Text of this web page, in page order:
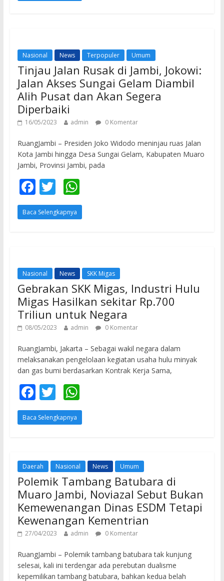
o
k
p
p
Nasional News Terpopuler Umum
Tinjau Jalan Rusak di Jambi, Jokowi:
Jalan Akses Sungai Gelam Diambil
Alih Pusat dan Akan Segera
Diperbaiki
16/05/2023 admin 0 Komentar
RuangJambi – Presiden Joko Widodo meninjau ruas Jalan
Kota Jambi hingga Desa Sungai Gelam, Kabupaten Muaro
Jambi, Provinsi Jambi, pada
F
ac
e
o
k
T
w
itt
W
h
at
p
p
Baca Selengkapnya
Nasional News SKK Migas
Gebrakan SKK Migas, Industri Hulu
Migas Hasilkan sekitar Rp.700
Triliun untuk Negara
08/05/2023 admin 0 Komentar
RuangJambi, Jakarta – Sebagai wakil negara dalam
melaksanakan pengelolaan kegiatan usaha hulu minyak
dan gas bumi berdasarkan Kontrak Kerja Sama,
F
ac
e
o
o
k
T
w
itt
W
h
at
A
p
p
Baca Selengkapnya
Daerah Nasional News Umum
Polemik Tambang Batubara di
Muaro Jambi, Noviazal Sebut Bukan
Kemewenangan Dinas ESDM Tetapi
Kewenangan Kementrian
27/04/2023 admin 0 Komentar
RuangJambi – Polemik tambang batubara tak kunjung
selesai, kali ini terdengar ada perebutan dualisme
kepemilikan tambang batubara, bahkan kedua belah